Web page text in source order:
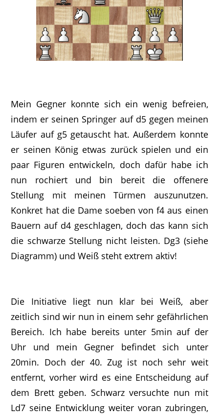
Mein Gegner konnte sich ein wenig befreien,
indem er seinen Springer auf d5 gegen meinen
Läufer auf g5 getauscht hat. Außerdem konnte
er seinen König etwas zurück spielen und ein
paar Figuren entwickeln, doch dafür habe ich
nun rochiert und bin bereit die offenere
Stellung mit meinen Türmen auszunutzen.
Konkret hat die Dame soeben von f4 aus einen
Bauern auf d4 geschlagen, doch das kann sich
die schwarze Stellung nicht leisten. Dg3 (siehe
Diagramm) und Weiß steht extrem aktiv!
Die Initiative liegt nun klar bei Weiß, aber
zeitlich sind wir nun in einem sehr gefährlichen
Bereich. Ich habe bereits unter 5min auf der
Uhr und mein Gegner befindet sich unter
20min. Doch der 40. Zug ist noch sehr weit
entfernt, vorher wird es eine Entscheidung auf
dem Brett geben. Schwarz versuchte nun mit
Ld7 seine Entwicklung weiter voran zubringen,